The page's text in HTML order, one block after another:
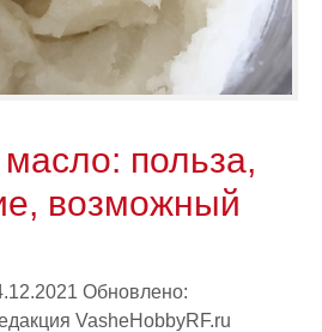
польза,
возможный
Обновлено:
VasheHobbyRF.ru